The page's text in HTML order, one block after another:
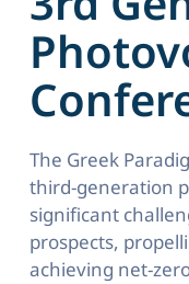
The Greek
third-generation
significant
prospects,
achieving net-